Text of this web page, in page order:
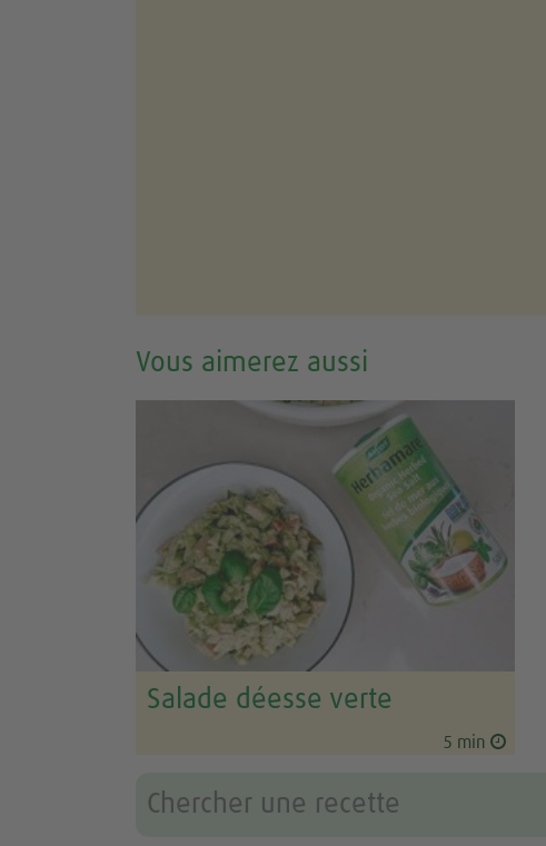
Vous aimerez aussi
Salade déesse verte
5 min